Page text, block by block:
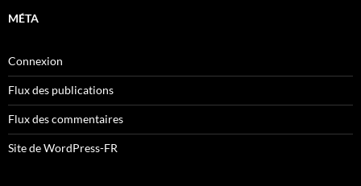
MÉTA
Connexion
Flux des publications
Flux des commentaires
Site de WordPress-FR